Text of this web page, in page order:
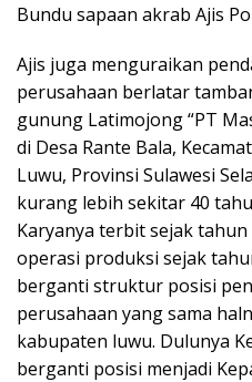
Bundu sapaan akrab Ajis
Ajis juga menguraikan
perusahaan berlatar
gunung Latimojong “PT
di Desa Rante Bala,
Luwu, Provinsi Sulawesi
kurang lebih sekitar 40
Karyanya terbit sejak
operasi produksi sejak
berganti struktur posisi
perusahaan yang sama
kabupaten luwu. Dulunya
berganti posisi menjadi